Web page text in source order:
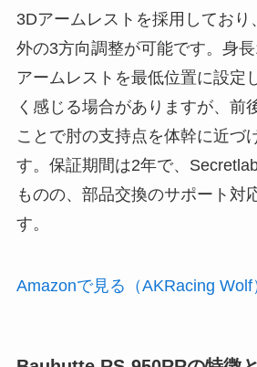
3Dアームレストを採用しており
外の3方向調整が可能です。身
アームレストを最低位置に設定
く感じる場合がありますが、前
ことで肘の支持点を体幹に近づ
す。保証期間は2年で、
ものの、部品交換のサポート対
す。
Amazonで見る（AKRacing Wolf